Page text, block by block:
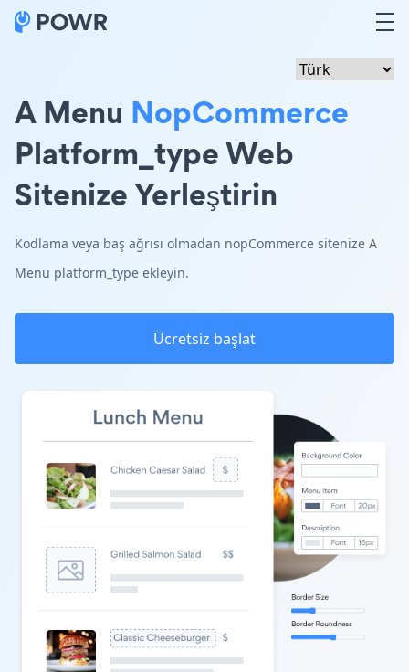
A Menu NopCommerce
Platform_type Web
Sitenize Yerleştirin
Kodlama veya baş ağrısı olmadan nopCommerce sitenize A
Menu platform_type ekleyin.
Ücretsiz başlat